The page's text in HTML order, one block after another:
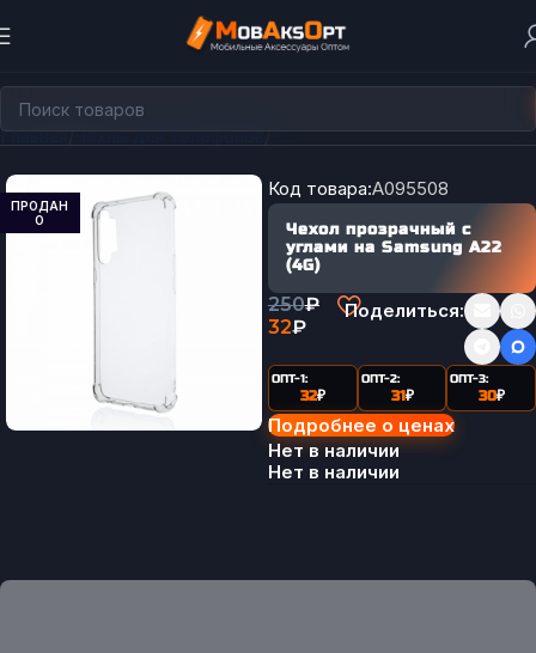
Главная Чехлы для телефонов Чехол прозрачный с углами
ПРОДАН
О
Код товара:A095508
Чехол прозрачный с
углами на Samsung A22
(4G)
250₽
32₽
Поделиться:
ОПТ-1:
32₽
ОПТ-2:
31₽
ОПТ-3:
30₽
Подробнее о ценах
Нет в наличии
Нет в наличии